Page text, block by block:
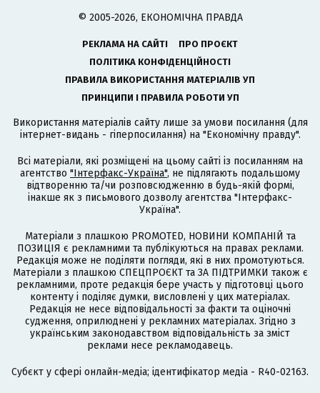
© 2005-2026, ЕКОНОМІЧНА ПРАВДА
РЕКЛАМА НА САЙТІ
ПРО ПРОЄКТ
ПОЛІТИКА КОНФІДЕНЦІЙНОСТІ
ПРАВИЛА ВИКОРИСТАННЯ МАТЕРІАЛІВ УП
ПРИНЦИПИ І ПРАВИЛА РОБОТИ УП
Використання матеріалів сайту лише за умови посилання (для
інтернет-видань - гіперпосилання) на "Економічну правду".
Всі матеріали, які розміщені на цьому сайті із посиланням на
агентство "Інтерфакс-Україна", не підлягають подальшому
відтворенню та/чи розповсюдженню в будь-якій формі,
інакше як з письмового дозволу агентства "Інтерфакс-
Україна".
Матеріали з плашкою PROMOTED, НОВИНИ КОМПАНІЙ та
ПОЗИЦІЯ є рекламними та публікуються на правах реклами.
Редакція може не поділяти погляди, які в них промотуються.
Матеріали з плашкою СПЕЦПРОЄКТ та ЗА ПІДТРИМКИ також є
рекламними, проте редакція бере участь у підготовці цього
контенту і поділяє думки, висловлені у цих матеріалах.
Редакція не несе відповідальності за факти та оціночні
судження, оприлюднені у рекламних матеріалах. Згідно з
українським законодавством відповідальність за зміст
реклами несе рекламодавець.
Cубєкт у сфері онлайн-медіа; ідентифікатор медіа - R40-02163.